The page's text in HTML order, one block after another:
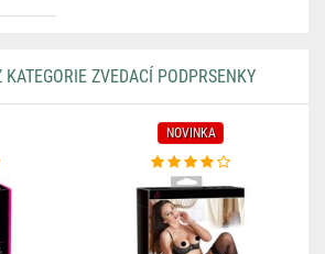
ZVEDACÍ PODPRSENKY
NOVINKA